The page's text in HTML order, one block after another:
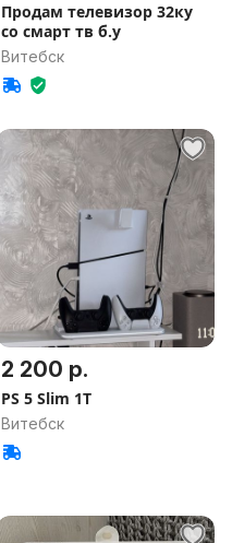
Продам телевизор 32ку
со смарт тв б.у
Витебск
2 200 р.
PS 5 Slim 1T
Витебск